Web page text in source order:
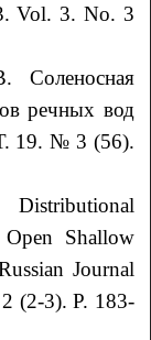
Vol. 3. No. 3
Соленосная
речных вод
19. № 3 (56).
Shallow
Journal
(2-3). P. 183-